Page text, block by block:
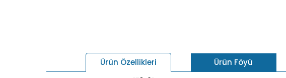
Ürün Özellikleri Ürün Föyü